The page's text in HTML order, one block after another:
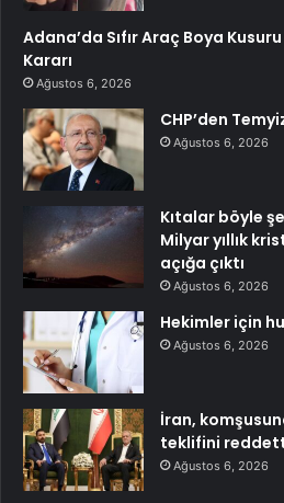
Adana’da Sıfır Araç Boya
Kararı
Ağustos 6, 2026
CHP’den
Ağustos 6, 2026
Kıtalar böyle
Milyar yıllık
açığa çıktı
Ağustos 6, 2026
Hekimler için
Ağustos 6, 2026
İran,
teklifini
Ağustos 6, 2026